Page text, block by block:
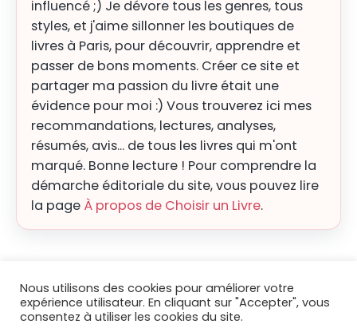
influencé ;) Je dévore tous les genres, tous
styles, et j'aime sillonner les boutiques de
livres à Paris, pour découvrir, apprendre et
passer de bons moments. Créer ce site et
partager ma passion du livre était une
évidence pour moi :) Vous trouverez ici mes
recommandations, lectures, analyses,
résumés, avis... de tous les livres qui m'ont
marqué. Bonne lecture ! Pour comprendre la
démarche éditoriale du site, vous pouvez lire
la page À propos de Choisir un Livre.
© 2026Choisir un livre|Blog|Mentions légales
Nous utilisons des cookies pour améliorer votre
expérience utilisateur. En cliquant sur "Accepter", vous
consentez à utiliser les cookies du site.